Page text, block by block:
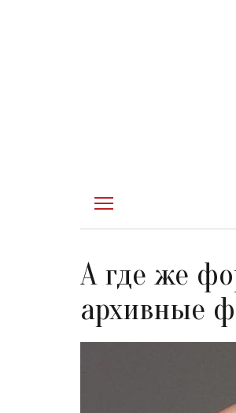
А где же
архивные